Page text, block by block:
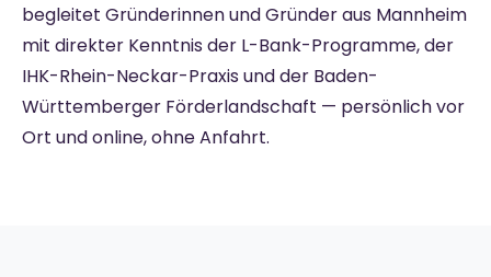
begleitet Gründerinnen und Gründer aus Mannheim
mit direkter Kenntnis der L-Bank-Programme, der
IHK-Rhein-Neckar-Praxis und der Baden-
Württemberger Förderlandschaft — persönlich vor
Ort und online, ohne Anfahrt.